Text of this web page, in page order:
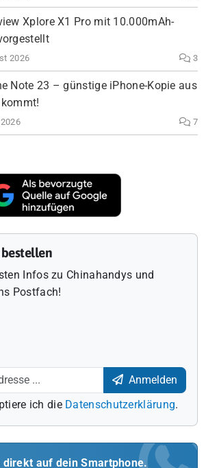
Xplore X1 Pro mit 10.000mAh-
2026 3
Note 23 – günstige iPhone-Kopie aus
7
Infos zu Chinahandys und
Postfach!
Anmelden
ich die Datenschutzerklärung.
direkt auf dein Smartphone.